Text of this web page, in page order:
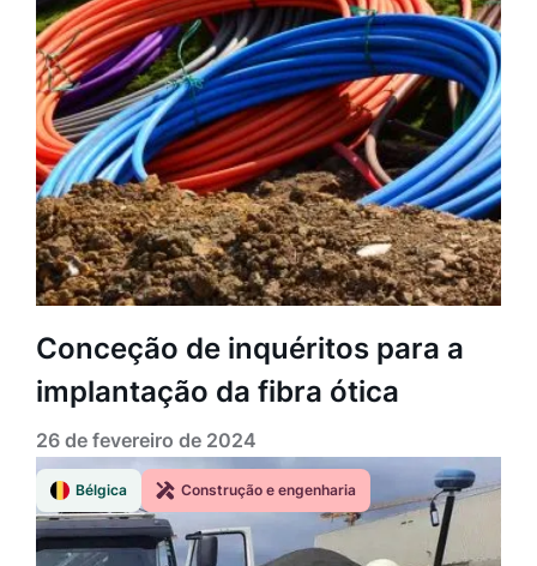
Conceção de inquéritos para a
implantação da fibra ótica
26 de fevereiro de 2024
Construção e engenharia
Bélgica